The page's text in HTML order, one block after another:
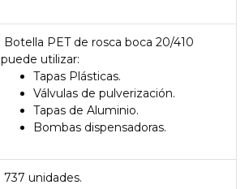
Botella PET de rosca boca 20/410
puede utilizar:
Tapas Plásticas.
Válvulas de pulverización.
Tapas de Aluminio.
Bombas dispensadoras.
737 unidades.